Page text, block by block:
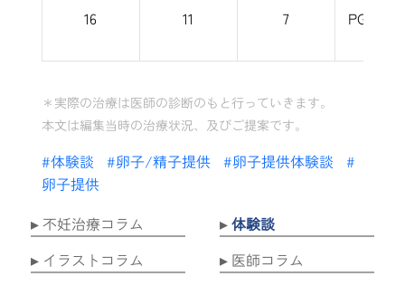
16 11 7
PGT-
＊実際の治療は医師の診断のもと行っていきます。
本文は編集当時の治療状況、及びご提案です。
#体験談 #卵子/精子提供 #卵子提供体験談
#
卵子提供
不妊治療コラム
体験談
イラストコラム
医師コラム